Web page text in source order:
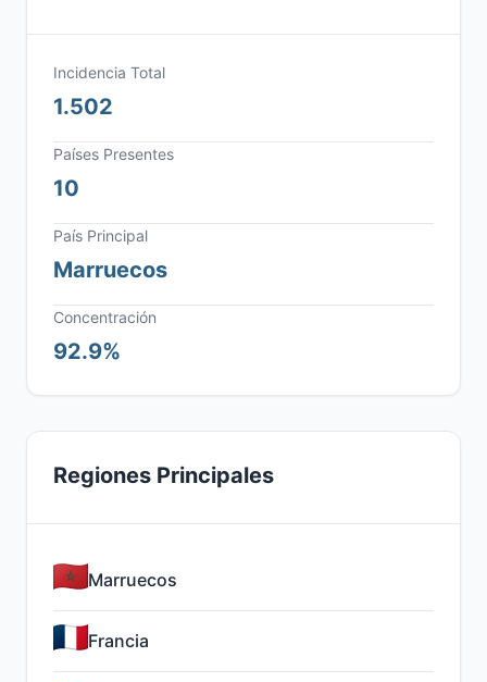
Incidencia Total
1.502
Países Presentes
10
País Principal
Marruecos
Concentración
92.9%
Regiones Principales
Marruecos
Francia